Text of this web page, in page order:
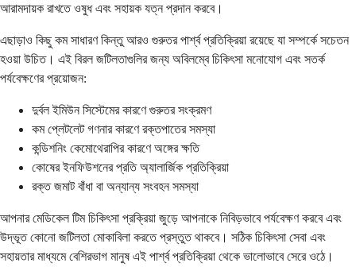
আরামদায়ক রাখতে ওষুধ এবং সহায়ক যত্ন প্রদান করবে।
এছাড়াও কিছু কম সাধারণ কিন্তু আরও গুরুতর পার্শ্ব প্রতিক্রিয়া রয়েছে যা সম্পর্কে সচেতন
হওয়া উচিত। এই বিরল জটিলতাগুলির জন্য অবিলম্বে চিকিৎসা মনোযোগ এবং সতর্ক
পর্যবেক্ষণের প্রয়োজন:
দুর্বল ইমিউন সিস্টেমের কারণে গুরুতর সংক্রমণ
কম প্লেটলেট গণনার কারণে রক্তপাতের সমস্যা
কন্ডিশনিং কেমোথেরাপির কারণে অঙ্গের ক্ষতি
কোষের ইনফিউশনের প্রতি অ্যালার্জিক প্রতিক্রিয়া
রক্ত জমাট বাঁধা বা অন্যান্য সংবহন সমস্যা
আপনার মেডিকেল টিম চিকিৎসা প্রক্রিয়া জুড়ে আপনাকে নিবিড়ভাবে পর্যবেক্ষণ করবে এবং
উদ্ভূত কোনো জটিলতা মোকাবিলা করতে প্রস্তুত থাকবে। সঠিক চিকিৎসা সেবা এবং
সহায়তার মাধ্যমে বেশিরভাগ মানুষ এই পার্শ্ব প্রতিক্রিয়া থেকে ভালোভাবে সেরে ওঠে।